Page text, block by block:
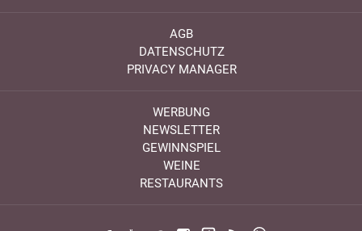
AGB
DATENSCHUTZ
PRIVACY MANAGER
WERBUNG
NEWSLETTER
GEWINNSPIEL
WEINE
RESTAURANTS